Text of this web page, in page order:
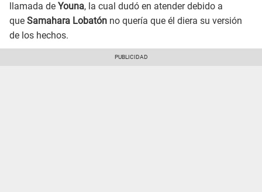
llamada de Youna, la cual dudó en atender debido a
que Samahara Lobatón no quería que él diera su versión
de los hechos.